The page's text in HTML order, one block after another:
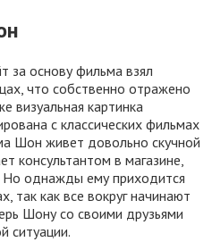
за основу фильма взял
что собственно отражено
визуальная картинка
с классических фильмах
Шон живет довольно скучной
консультантом в магазине,
Но однажды ему приходится
так как все вокруг начинают
Шону со своими друзьями
ситуации.